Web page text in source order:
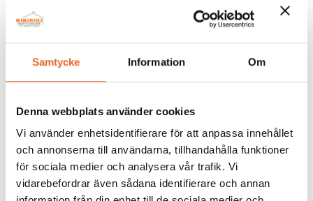
Samtycke Information Om
Denna webbplats använder cookies
Vi använder enhetsidentifierare för att anpassa innehållet
och annonserna till användarna, tillhandahålla funktioner
för sociala medier och analysera vår trafik. Vi
vidarebefordrar även sådana identifierare och annan
Meny
Hem
Guider
Produktnyheter
Sök
Sök